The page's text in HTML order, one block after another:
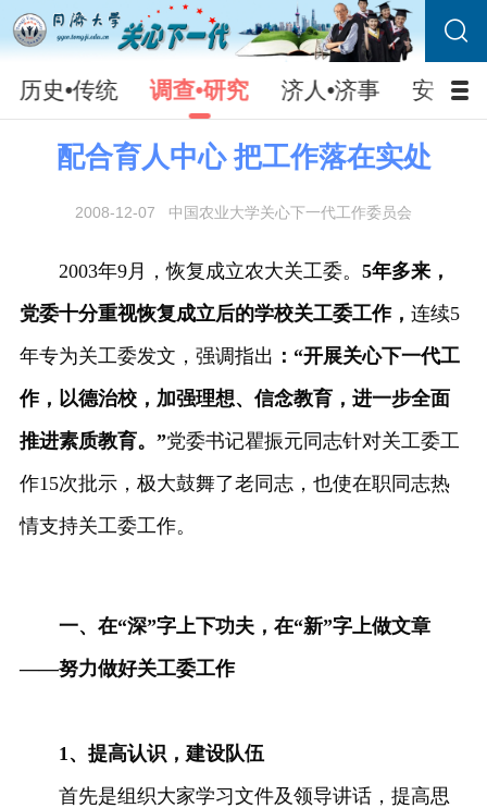
历史•传统 调查•研究 济人•济事 安防•
配合育人中心 把工作落在实处
2008-12-07 中国农业大学关心下一代工作委员会
2003年9月，恢复成立农大关工委。 5年多来，
党委十分重视恢复成立后的学校关工委工作， 连续5
年专为关工委发文，强调指出 ：“开展关心下一代工
作，以德治校，加强理想、信念教育，进一步全面
推进素质教育。”党委书记瞿振元同志针对关工委工
作15次批示，极大鼓舞了老同志，也使在职同志热
情支持关工委工作。
一、在“深”字上下功夫，在“新”字上做文章
——努力做好关工委工作
1、提高认识，建设队伍
首先是组织大家学习文件及领导讲话，提高思